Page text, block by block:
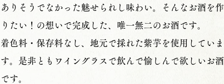
​ありそうでなかった魅せられし味わい。そんなお酒を作
りたい！の想いで完成した、唯一無二のお酒です。
​着色料・保存料なし、地元で採れた紫芋を使用していま
す。 是非ともワイングラスで飲んで愉しんで欲しいお酒
です。